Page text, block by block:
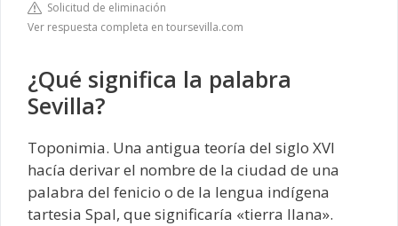
Solicitud de eliminación
Ver respuesta completa en toursevilla.com
¿Qué significa la palabra
Sevilla?
Toponimia. Una antigua teoría del siglo XVI
hacía derivar el nombre de la ciudad de una
palabra del fenicio o de la lengua indígena
tartesia Spal, que significaría «tierra llana».